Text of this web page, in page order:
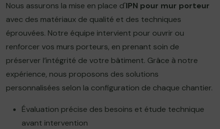
Nous assurons la mise en place d'IPN pour mur porteur
avec des matériaux de qualité et des techniques
éprouvées. Notre équipe intervient pour ouvrir ou
renforcer vos murs porteurs, en prenant soin de
préserver l’intégrité de votre bâtiment. Grâce à notre
expérience, nous proposons des solutions
personnalisées selon la configuration de chaque chantier.
Évaluation précise des besoins et étude technique
avant intervention